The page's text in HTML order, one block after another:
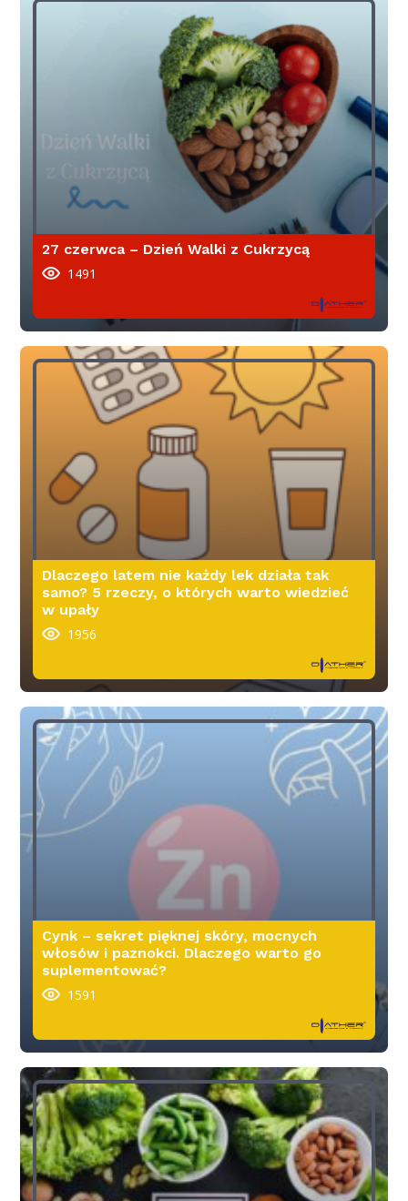
27 czerwca – Dzień Walki z Cukrzycą
1491
Dlaczego latem nie każdy lek działa tak
samo? 5 rzeczy, o których warto wiedzieć
w upały
1956
Cynk – sekret pięknej skóry, mocnych
włosów i paznokci. Dlaczego warto go
suplementować?
1591